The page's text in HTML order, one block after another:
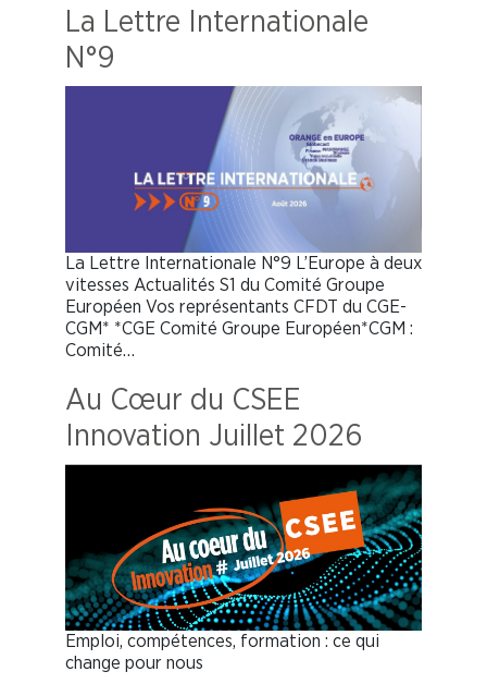
La Lettre Internationale
N°9
La Lettre Internationale N°9 L’Europe à deux
vitesses Actualités S1 du Comité Groupe
Européen Vos représentants CFDT du CGE-
CGM* *CGE Comité Groupe Européen*CGM :
Comité…
Au Cœur du CSEE
Innovation Juillet 2026
Emploi, compétences, formation : ce qui
change pour nous